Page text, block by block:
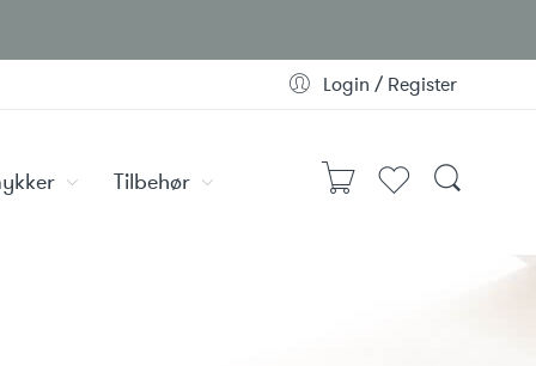
Login / Register
Tilbehør